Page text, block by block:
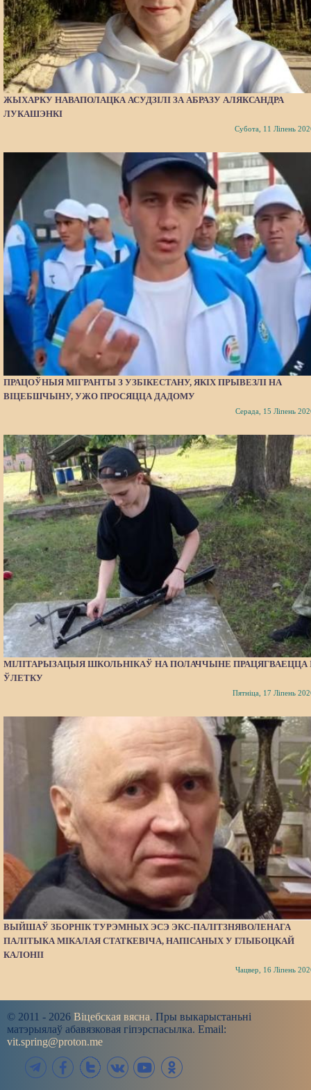
ЖЫХАРКУ НАВАПОЛАЦКА АСУДЗІЛІ ЗА АБРАЗУ АЛЯКСАНДРА
ЛУКАШЭНКІ
Субота, 11 Ліпень
ПРАЦОЎНЫЯ МІГРАНТЫ З УЗБІКЕСТАНУ, ЯКІХ ПРЫВЕЗЛІ НА
ВІЦЕБШЧЫНУ, УЖО ПРОСЯЦЦА ДАДОМУ
Серада, 15 Ліпень
МІЛІТАРЫЗАЦЫЯ ШКОЛЬНІКАЎ НА ПОЛАЧЧЫНЕ ПРАЦЯГВАЕЦЦА
ЎЛЕТКУ
Пятніца, 17 Ліпень
ВЫЙШАЎ ЗБОРНІК ТУРЭМНЫХ ЭСЭ ЭКС-ПАЛІТЗНЯВОЛЕНАГА
ПАЛІТЫКА МІКАЛАЯ СТАТКЕВІЧА, НАПІСАНЫХ У ГЛЫБОЦКАЙ
КАЛОНІІ
Чацвер, 16 Ліпень
© 2011 - 2026 Віцебская вясна. Пры выкарыстаньні
матэрыялаў абавязковая гіпэрспасылка. Email:
vit.spring@proton.me